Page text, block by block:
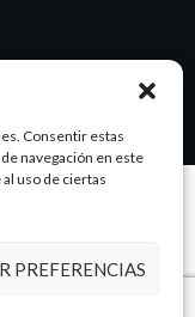
Consentir estas
navegación en este
uso de ciertas
PREFERENCIAS